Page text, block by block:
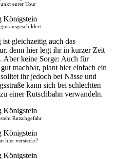
eurer Tour
ausgeschildert
gleichzeitig auch das
denn hier legt ihr in kurzer Zeit
Aber keine Sorge: Auch für
machbar, plant hier einfach ein
ihr jedoch bei Nässe und
kann sich bei schlechten
einer Rutschbahn verwandeln.
Rutschgefahr
hier versteckt?